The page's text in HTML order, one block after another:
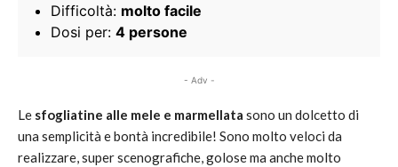
Difficoltà: molto facile
Dosi per: 4 persone
- Adv -
Le sfogliatine alle mele e marmellata sono un dolcetto di
una semplicità e bontà incredibile! Sono molto veloci da
realizzare, super scenografiche, golose ma anche molto